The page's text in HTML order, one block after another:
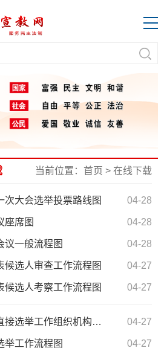
当前位置： 首页 > 在线下载
次大会选举投票路线图 04-28
座席图 04-28
议一般流程图 04-28
候选人审查工作流程图 04-27
候选人考察工作流程图 04-27
县级人大代表直接选举工作组织机构示意图 04-27
举工作流程图 04-27